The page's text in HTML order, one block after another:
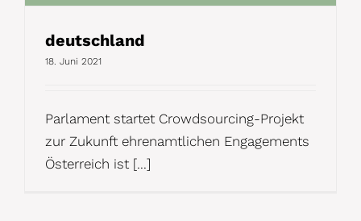
deutschland
18. Juni 2021
Parlament startet Crowdsourcing-Projekt
zur Zukunft ehrenamtlichen Engagements
Österreich ist [...]